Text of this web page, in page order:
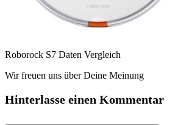
Roborock S7 Daten Vergleich
Wir freuen uns über Deine Meinung
Hinterlasse einen Kommentar